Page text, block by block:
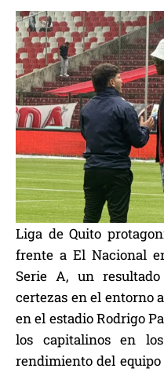
Liga de Quito
frente a El Nacional
Serie A, un
certezas en el entorno
en el estadio Rodrigo
los capitalinos en
rendimiento del